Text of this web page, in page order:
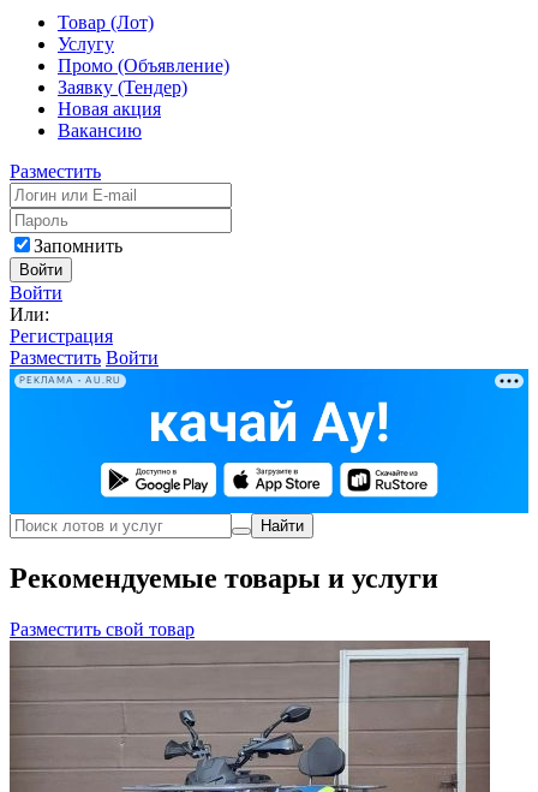
Товар (Лот)
Услугу
Промо (Объявление)
Заявку (Тендер)
Новая акция
Вакансию
Разместить
Запомнить
Войти
Войти
Или:
Регистрация
Разместить Войти
РЕКЛАМА • AU.RU
Найти
Рекомендуемые товары и услуги
Разместить свой товар